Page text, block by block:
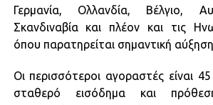
Γερμανία, Ολλανδία, Βέλγιο,
Σκανδιναβία και πλέον και τις
όπου παρατηρείται σημαντική
Οι περισσότεροι αγοραστές είναι
σταθερό εισόδημα και